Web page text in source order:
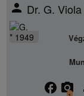
person Dr. G.
* 1949
facebook camera_alt